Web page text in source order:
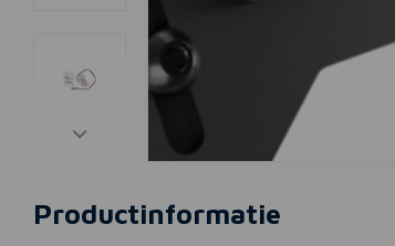
Productinformatie